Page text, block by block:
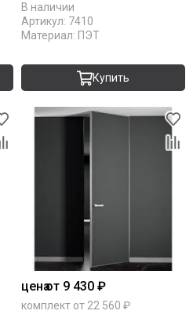
В наличии
Артикул: 7410
Материал: ПЭТ
Купить
ценаот 9 430 ₽
комплект от 22 560 ₽